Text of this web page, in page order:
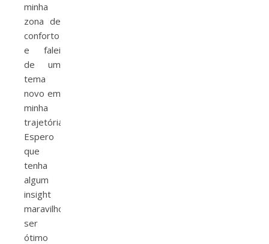
minha
zona de
conforto
e falei
de um
tema
novo em
minha
trajetória.
Espero
que
tenha
algum
insight
maravilhoso.
ser
ótimo